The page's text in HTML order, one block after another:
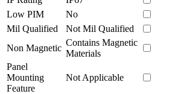
Low PIM
No
Mil Qualified
Not Mil Qualified
Non Magnetic
Contains Magnetic
Materials
Panel
Mounting
Feature
Not Applicable